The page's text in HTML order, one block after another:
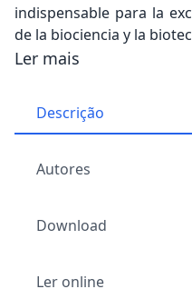
indispensable para la
de la biociencia y la
Ler mais
Descrição
Autores
Download
Ler online